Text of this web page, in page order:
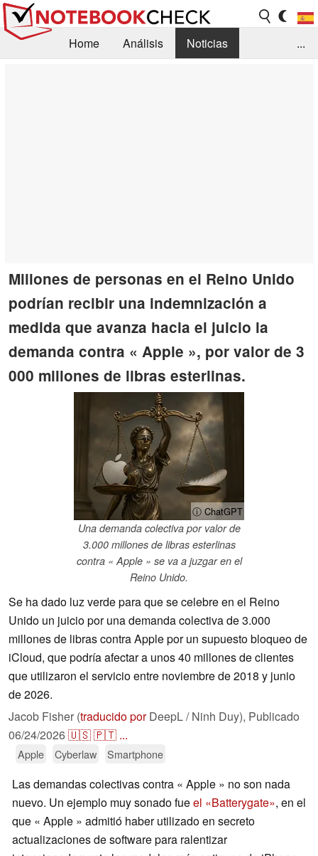
Home Análisis
Noticias
...
Millones de personas en el Reino Unido
podrían recibir una indemnización a
medida que avanza hacia el juicio la
demanda contra « Apple », por valor de 3
000 millones de libras esterlinas.
ⓘ ChatGPT
Una demanda colectiva por valor de
3.000 millones de libras esterlinas
contra « Apple » se va a juzgar en el
Reino Unido.
Se ha dado luz verde para que se celebre en el Reino
Unido un juicio por una demanda colectiva de 3.000
millones de libras contra Apple por un supuesto bloqueo de
iCloud, que podría afectar a unos 40 millones de clientes
que utilizaron el servicio entre noviembre de 2018 y junio
de 2026.
Jacob Fisher (traducido porDeepL / Ninh Duy), Publicado
06/24/2026🇺🇸🇵🇹 ...
Apple Cyberlaw Smartphone
Las demandas colectivas contra « Apple » no son nada
nuevo. Un ejemplo muy sonado fueel «Batterygate», en el
que « Apple » admitió haber utilizado en secreto
actualizaciones de software para ralentizar